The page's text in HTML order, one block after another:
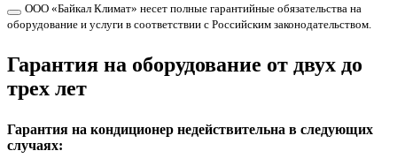
ООО «Байкал Климат» несет полные гарантийные обязательства на
оборудование и услуги в соответствии с Российским законодательством.
Гарантия на оборудование от двух до
трех лет
Гарантия на кондиционер недействительна в следующих
случаях: